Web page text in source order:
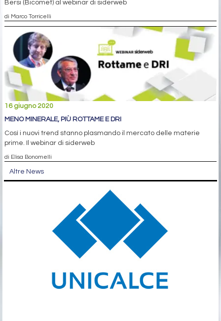
Bersi (Bicomet) al webinar di siderweb
di Marco Torricelli
16 giugno 2020
MENO MINERALE, PIÙ ROTTAME E DRI
Così i nuovi trend stanno plasmando il mercato delle materie
prime. Il webinar di siderweb
di Elisa Bonomelli
Altre News